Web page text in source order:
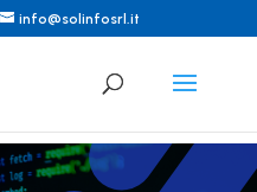
info@solinfosrl.it